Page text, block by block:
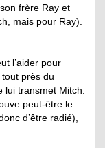
frère Ray et
mais pour Ray).
l’aider pour
près du
transmet Mitch.
peut-être le
d’être radié),